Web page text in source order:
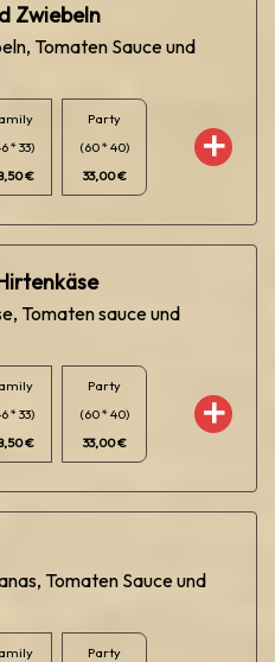
Zwiebeln
Tomaten Sauce und
* 33)
€
Party
(60 * 40)
33,00 €
Tomaten sauce und
* 33)
€
Party
(60 * 40)
33,00 €
Tomaten Sauce und
Party